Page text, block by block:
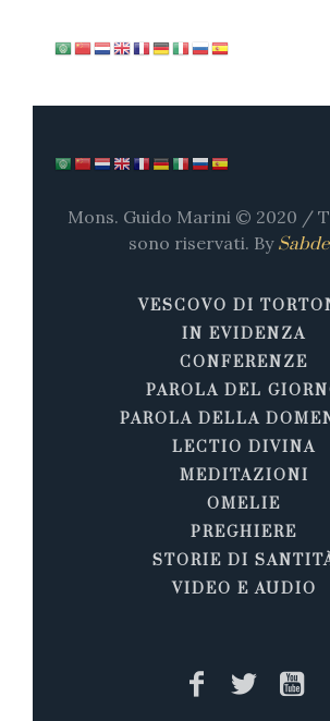
Mons. Guido Marini © 2020 /
sono riservati. By
VESCOVO DI
IN EVIDENZA
CONFERENZE
PAROLA DEL
PAROLA DELLA
LECTIO DIVINA
MEDITAZIONI
OMELIE
PREGHIERE
STORIE DI
VIDEO E AUDIO